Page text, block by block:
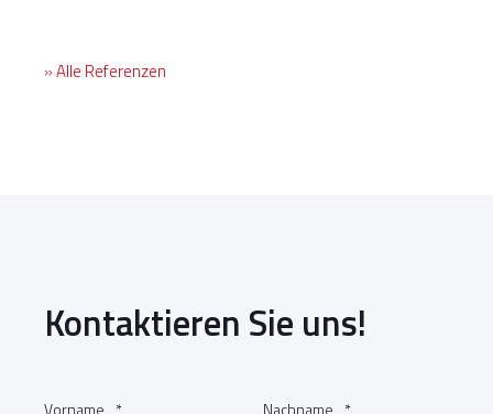
» Alle Referenzen
Kontaktieren Sie uns!
Vorname * Nachname *